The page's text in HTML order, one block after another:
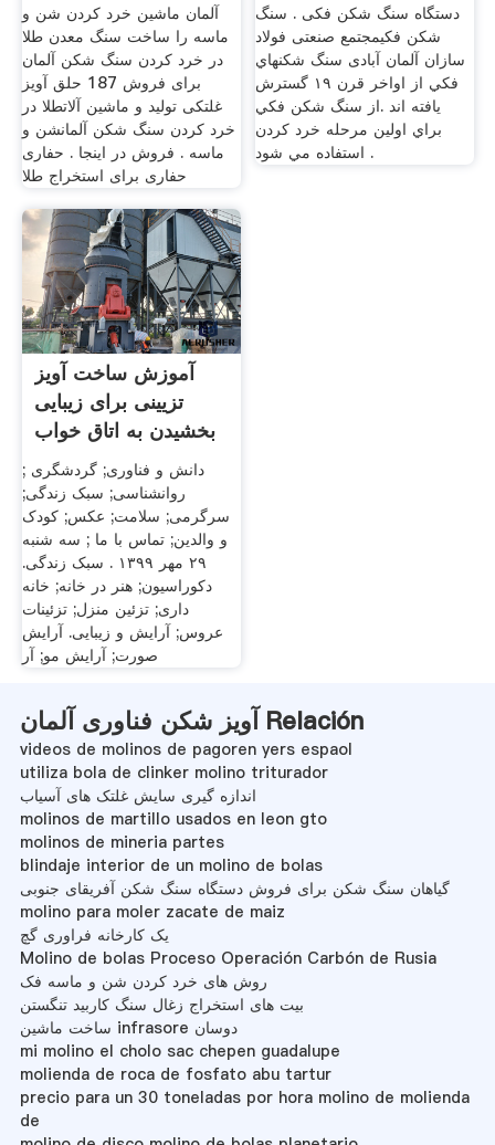
آلمان ماشین خرد کردن شن و
ماسه را ساخت سنگ معدن طلا
در خرد کردن سنگ شکن آلمان
برای فروش 187 حلق آویز
غلتکی تولید و ماشین آلاتطلا در
خرد کردن سنگ شکن آلمانشن و
ماسه . فروش در اینجا . حفاری
حفاری برای استخراج طلا
دستگاه سنگ شکن فکی . سنگ
شکن فکیمجتمع صنعتی فولاد
سازان آلمان آبادی سنگ شكنهاي
فكي از اواخر قرن ١٩ گسترش
يافته اند .از سنگ شكن فكي
براي اولين مرحله خرد كردن
استفاده مي شود .
آموزش ساخت آویز
تزیینی برای زیبایی
بخشیدن به اتاق خواب
دانش و فناوری; گردشگری ;
روانشناسی; سبک زندگی;
سرگرمی; سلامت; عکس; کودک
و والدین; تماس با ما ; سه شنبه
۲۹ مهر ۱۳۹۹ . سبک زندگی.
دکوراسیون; هنر در خانه; خانه
داری; تزئین منزل; تزئینات
عروس; آرایش و زیبایی. آرایش
صورت; آرایش مو; آر
آویز شکن فناوری آلمان Relación
videos de molinos de pagoren yers espaol
utiliza bola de clinker molino triturador
اندازه گیری سایش غلتک های آسیاب
molinos de martillo usados en leon gto
molinos de mineria partes
blindaje interior de un molino de bolas
گیاهان سنگ شکن برای فروش دستگاه سنگ شکن آفریقای جنوبی
molino para moler zacate de maiz
یک کارخانه فراوری گچ
Molino de bolas Proceso Operación Carbón de Rusia
روش های خرد کردن شن و ماسه فک
بیت های استخراج زغال سنگ کاربید تنگستن
ساخت ماشین infrasore دوسان
mi molino el cholo sac chepen guadalupe
molienda de roca de fosfato abu tartur
precio para un 30 toneladas por hora molino de molienda
de